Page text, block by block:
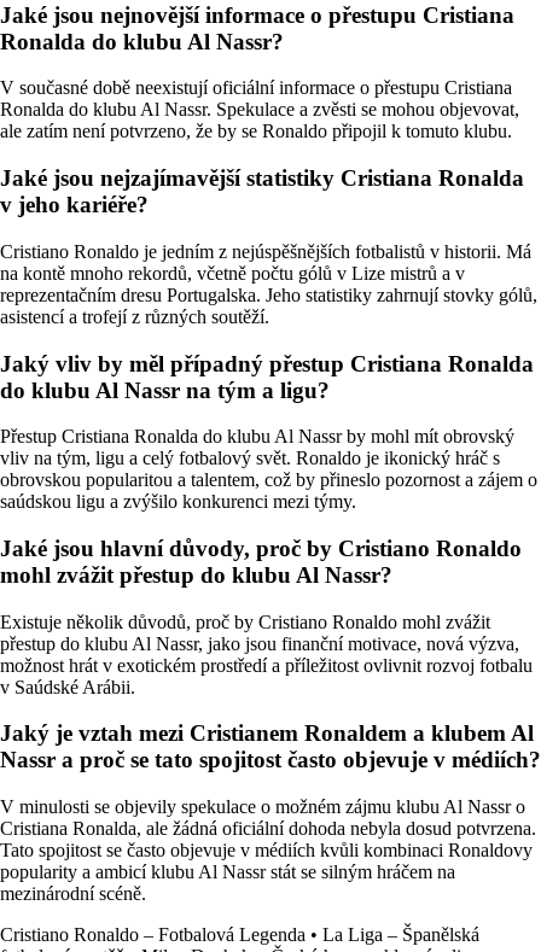
Jaké jsou nejnovější informace o přestupu Cristiana
Ronalda do klubu Al Nassr?
V současné době neexistují oficiální informace o přestupu Cristiana
Ronalda do klubu Al Nassr. Spekulace a zvěsti se mohou objevovat,
ale zatím není potvrzeno, že by se Ronaldo připojil k tomuto klubu.
Jaké jsou nejzajímavější statistiky Cristiana Ronalda
v jeho kariéře?
Cristiano Ronaldo je jedním z nejúspěšnějších fotbalistů v historii. Má
na kontě mnoho rekordů, včetně počtu gólů v Lize mistrů a v
reprezentačním dresu Portugalska. Jeho statistiky zahrnují stovky gólů,
asistencí a trofejí z různých soutěží.
Jaký vliv by měl případný přestup Cristiana Ronalda
do klubu Al Nassr na tým a ligu?
Přestup Cristiana Ronalda do klubu Al Nassr by mohl mít obrovský
vliv na tým, ligu a celý fotbalový svět. Ronaldo je ikonický hráč s
obrovskou popularitou a talentem, což by přineslo pozornost a zájem o
saúdskou ligu a zvýšilo konkurenci mezi týmy.
Jaké jsou hlavní důvody, proč by Cristiano Ronaldo
mohl zvážit přestup do klubu Al Nassr?
Existuje několik důvodů, proč by Cristiano Ronaldo mohl zvážit
přestup do klubu Al Nassr, jako jsou finanční motivace, nová výzva,
možnost hrát v exotickém prostředí a příležitost ovlivnit rozvoj fotbalu
v Saúdské Arábii.
Jaký je vztah mezi Cristianem Ronaldem a klubem Al
Nassr a proč se tato spojitost často objevuje v médiích?
V minulosti se objevily spekulace o možném zájmu klubu Al Nassr o
Cristiana Ronalda, ale žádná oficiální dohoda nebyla dosud potvrzena.
Tato spojitost se často objevuje v médiích kvůli kombinaci Ronaldovy
popularity a ambicí klubu Al Nassr stát se silným hráčem na
mezinárodní scéně.
Cristiano Ronaldo – Fotbalová Legenda • La Liga – Španělská